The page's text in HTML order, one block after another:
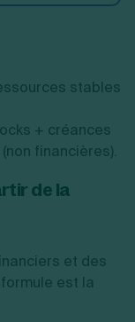
stables
+ créances
financières).
de la
et des
est la